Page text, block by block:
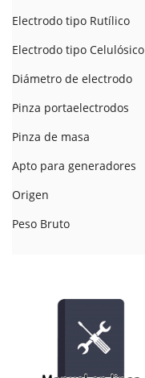
Electrodo tipo Rutílico
Electrodo tipo Celulósico
Diámetro de electrodo
Pinza portaelectrodos
Pinza de masa
Apto para generadores
Origen
Peso Bruto